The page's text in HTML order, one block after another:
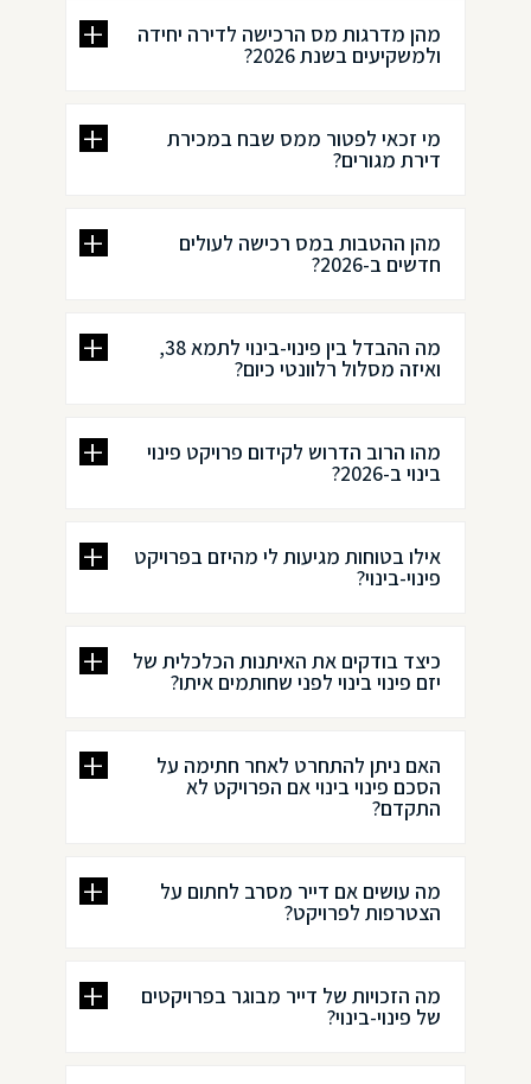
מהן מדרגות מס הרכישה לדירה יחידה
ולמשקיעים בשנת 2026?
מי זכאי לפטור ממס שבח במכירת
דירת מגורים?
מהן ההטבות במס רכישה לעולים
חדשים ב-2026?
מה ההבדל בין פינוי-בינוי לתמא 38,
ואיזה מסלול רלוונטי כיום?
מהו הרוב הדרוש לקידום פרויקט פינוי
בינוי ב-2026?
אילו בטוחות מגיעות לי מהיזם בפרויקט
פינוי-בינוי?
כיצד בודקים את האיתנות הכלכלית של
יזם פינוי בינוי לפני שחותמים איתו?
האם ניתן להתחרט לאחר חתימה על
הסכם פינוי בינוי אם הפרויקט לא
התקדם?
מה עושים אם דייר מסרב לחתום על
הצטרפות לפרויקט?
מה הזכויות של דייר מבוגר בפרויקטים
של פינוי-בינוי?